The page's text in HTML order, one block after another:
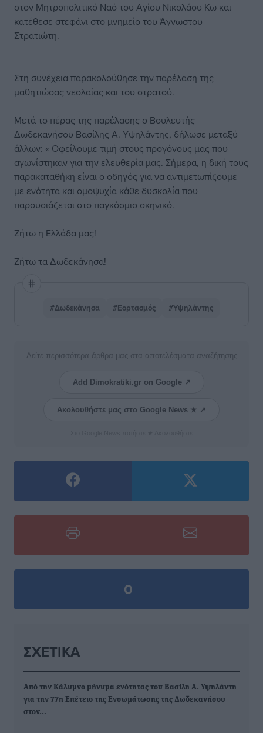
στον Μητροπολιτικό Ναό του Αγίου Νικολάου Κω και
κατέθεσε στεφάνι στο μνημείο του Άγνωστου
Στρατιώτη.
Στη συνέχεια παρακολούθησε την παρέλαση της
μαθητιώσας νεολαίας και του στρατού.
Μετά το πέρας της παρέλασης ο Βουλευτής
Δωδεκανήσου Βασίλης Α. Υψηλάντης, δήλωσε μεταξύ
άλλων: « Οφείλουμε τιμή στους προγόνους μας που
αγωνίστηκαν για την ελευθερία μας. Σήμερα, η δική τους
παρακαταθήκη είναι ο οδηγός για να αντιμετωπίζουμε
με ενότητα και ομοψυχία κάθε δυσκολία που
παρουσιάζεται στο παγκόσμιο σκηνικό.
Ζήτω η Ελλάδα μας!
Ζήτω τα Δωδεκάνησα!
#Δωδεκάνησα #Εορτασμός #Υψηλάντης
Δείτε περισσότερα άρθρα μας στα αποτελέσματα αναζήτησης
Add Dimokratiki.gr on Google ↗
Ακολουθήστε μας στο Google News ★ ↗
0
ΣΧΕΤΙΚΆ
Από την Κάλυμνο μήνυμα ενότητας του Βασίλη Α. Υψηλάντη
για την 77η Επέτειο της Ενσωμάτωσης της Δωδεκανήσου
στον…